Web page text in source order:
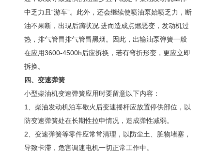
中乏力且“游车”。此外，还会继续使喷油泵始喷乏力，断
油不果断，出現后滴状况.进而造成点燃恶变，发动机过
热，排气管冒排气管冒黑烟。因此，出输油泵弹簧一般
在应用3600-4500h后应拆换，若有弯折形变，更应立即
拆换。
四、变速弹簧
小型柴油机变速弹簧应用时要留意以下内容：
1、柴油发动机泊车歇火后变速摇杆应放置停供部位，以
防变速弹簧处在长期性拉申情况，造成弹性减弱。
2、变速弹簧等零件应常常清理，以防尘土、脏物堵塞，
导致卡滞，危害调速电机一切正常工作中。